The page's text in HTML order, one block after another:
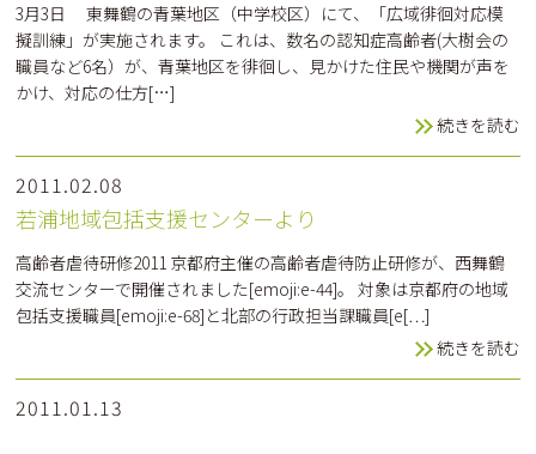
3月3日 東舞鶴の青葉地区（中学校区）にて、「広域徘徊対応模
擬訓練」が実施されます。 これは、数名の認知症高齢者(大樹会の
職員など6名）が、青葉地区を徘徊し、見かけた住民や機関が声を
かけ、対応の仕方[…]
続きを読む
2011.02.08
若浦地域包括支援センターより
高齢者虐待研修2011 京都府主催の高齢者虐待防止研修が、西舞鶴
交流センターで開催されました[emoji:e-44]。 対象は京都府の地域
包括支援職員[emoji:e-68]と北部の行政担当課職員[e[…]
続きを読む
2011.01.13